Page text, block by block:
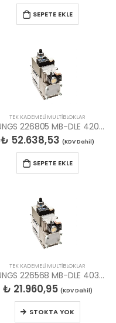
SEPETE EKLE
TEK KADEMELİ MULTİBLOKLAR
DUNGS 226805 MB-DLE 420 B01 S50 MULTIBLOK
₺ 52.638,53 (KDV Dahil)
SEPETE EKLE
TEK KADEMELİ MULTİBLOKLAR
DUNGS 226568 MB-DLE 403 B01 S20 MULTIBLOK
₺ 21.960,95(KDV Dahil)
STOKTA YOK